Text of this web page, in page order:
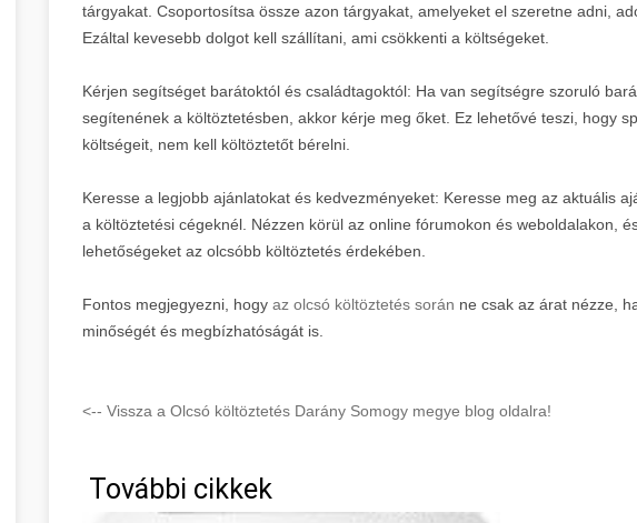
tárgyakat. Csoportosítsa össze azon tárgyakat, amelyeket el szeretne adni,
Ezáltal kevesebb dolgot kell szállítani, ami csökkenti a költségeket.
Kérjen segítséget barátoktól és családtagoktól: Ha van segítségre szoruló
segítenének a költöztetésben, akkor kérje meg őket. Ez lehetővé teszi, hogy
költségeit, nem kell költöztetőt bérelni.
Keresse a legjobb ajánlatokat és kedvezményeket: Keresse meg az aktuális
a költöztetési cégeknél. Nézzen körül az online fórumokon és weboldalakon,
lehetőségeket az olcsóbb költöztetés érdekében.
Fontos megjegyezni, hogy az olcsó költöztetés során ne csak az árat nézze,
minőségét és megbízhatóságát is.
<-- Vissza a Olcsó költöztetés Darány Somogy megye blog oldalra!
További cikkek